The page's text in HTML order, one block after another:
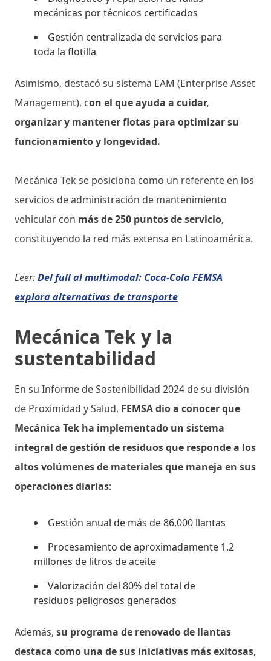
mecánicas por técnicos certificados
Gestión centralizada de servicios para
toda la flotilla
Asimismo, destacó su sistema EAM (Enterprise Asset
Management), con el que ayuda a cuidar,
organizar y mantener flotas para optimizar su
funcionamiento y longevidad.
Mecánica Tek se posiciona como un referente en los
servicios de administración de mantenimiento
vehicular con más de 250 puntos de servicio,
constituyendo la red más extensa en Latinoamérica.
Leer:Del full al multimodal: Coca-Cola FEMSA
explora alternativas de transporte
Mecánica Tek y la
sustentabilidad
En su Informe de Sostenibilidad 2024 de su división
de Proximidad y Salud, FEMSA dio a conocer que
Mecánica Tek ha implementado un sistema
integral de gestión de residuos que responde a los
altos volúmenes de materiales que maneja en sus
operaciones diarias:
Gestión anual de más de 86,000 llantas
Procesamiento de aproximadamente 1.2
millones de litros de aceite
Valorización del 80% del total de
residuos peligrosos generados
Además, su programa de renovado de llantas
destaca como una de sus iniciativas más exitosas,